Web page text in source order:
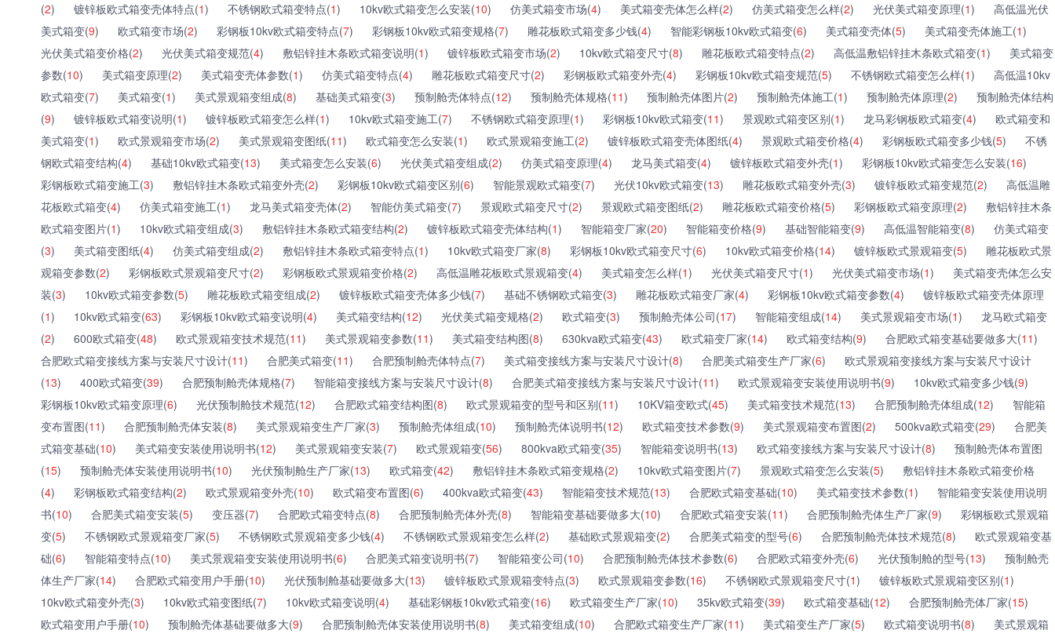
(2) 镀锌板欧式箱变壳体特点(1) 不锈钢欧式箱变特点(1) 10kv欧式箱变怎么安装(10) 仿美式箱变市场(4) 美式箱变壳体怎么样(2) 仿美式箱变怎么样(2) 光伏美式箱变原理(1)
高低温光伏
美式箱变(9) 欧式箱变市场(2) 彩钢板10kv欧式箱变特点(7) 彩钢板10kv欧式箱变规格(7) 雕花板欧式箱变多少钱(4) 智能彩钢板10kv欧式箱变(6) 美式箱变壳体(5) 美式箱变壳体施工(1)
光伏美式箱变价格(2) 光伏美式箱变规范(4) 敷铝锌挂木条欧式箱变说明(1) 镀锌板欧式箱变市场(2) 10kv欧式箱变尺寸(8) 雕花板欧式箱变特点(2) 高低温敷铝锌挂木条欧式箱变(1)
美式箱变
参数(10) 美式箱变原理(2) 美式箱变壳体参数(1) 仿美式箱变特点(4) 雕花板欧式箱变尺寸(2) 彩钢板欧式箱变外壳(4) 彩钢板10kv欧式箱变规范(5) 不锈钢欧式箱变怎么样(1)
高低温10kv
欧式箱变(7) 美式箱变(1) 美式景观箱变组成(8) 基础美式箱变(3) 预制舱壳体特点(12) 预制舱壳体规格(11) 预制舱壳体图片(2) 预制舱壳体施工(1) 预制舱壳体原理(2)
预制舱壳体结构
(9) 镀锌板欧式箱变说明(1) 镀锌板欧式箱变怎么样(1) 10kv欧式箱变施工(7) 不锈钢欧式箱变原理(1) 彩钢板10kv欧式箱变(11) 景观欧式箱变区别(1) 龙马彩钢板欧式箱变(4)
欧式箱变和
美式箱变(1) 欧式景观箱变市场(2) 美式景观箱变图纸(11) 欧式箱变怎么安装(1) 欧式景观箱变施工(2) 镀锌板欧式箱变壳体图纸(4) 景观欧式箱变价格(4) 彩钢板欧式箱变多少钱(5)
不锈
钢欧式箱变结构(4) 基础10kv欧式箱变(13) 美式箱变怎么安装(6) 光伏美式箱变组成(2) 仿美式箱变原理(4) 龙马美式箱变(4) 镀锌板欧式箱变外壳(1) 彩钢板10kv欧式箱变怎么安装(16)
彩钢板欧式箱变施工(3) 敷铝锌挂木条欧式箱变外壳(2) 彩钢板10kv欧式箱变区别(6) 智能景观欧式箱变(7) 光伏10kv欧式箱变(13) 雕花板欧式箱变外壳(3) 镀锌板欧式箱变规范(2)
高低温雕
花板欧式箱变(4) 仿美式箱变施工(1) 龙马美式箱变壳体(2) 智能仿美式箱变(7) 景观欧式箱变尺寸(2) 景观欧式箱变图纸(2) 雕花板欧式箱变价格(5) 彩钢板欧式箱变原理(2)
敷铝锌挂木条
欧式箱变图片(1) 10kv欧式箱变组成(3) 敷铝锌挂木条欧式箱变结构(2) 镀锌板欧式箱变壳体结构(1) 智能箱变厂家(20) 智能箱变价格(9) 基础智能箱变(9) 高低温智能箱变(8)
仿美式箱变
(3) 美式箱变图纸(4) 仿美式箱变组成(2) 敷铝锌挂木条欧式箱变特点(1) 10kv欧式箱变厂家(8) 彩钢板10kv欧式箱变尺寸(6) 10kv欧式箱变价格(14) 镀锌板欧式景观箱变(5)
雕花板欧式景
观箱变参数(2) 彩钢板欧式景观箱变尺寸(2) 彩钢板欧式景观箱变价格(2) 高低温雕花板欧式景观箱变(4) 美式箱变怎么样(1) 光伏美式箱变尺寸(1) 光伏美式箱变市场(1)
美式箱变壳体怎么安
装(3) 10kv欧式箱变参数(5) 雕花板欧式箱变组成(2) 镀锌板欧式箱变壳体多少钱(7) 基础不锈钢欧式箱变(3) 雕花板欧式箱变厂家(4) 彩钢板10kv欧式箱变参数(4)
镀锌板欧式箱变壳体原理
(1) 10kv欧式箱变(63) 彩钢板10kv欧式箱变说明(4) 美式箱变结构(12) 光伏美式箱变规格(2) 欧式箱变(3) 预制舱壳体公司(17) 智能箱变组成(14) 美式景观箱变市场(1)
龙马欧式箱变
(2) 600欧式箱变(48) 欧式景观箱变技术规范(11) 美式景观箱变参数(11) 美式箱变结构图(8) 630kva欧式箱变(43) 欧式箱变厂家(14) 欧式箱变结构(9) 合肥欧式箱变基础要做多大(11)
合肥欧式箱变接线方案与安装尺寸设计(11) 合肥美式箱变(11) 合肥预制舱壳体特点(7) 美式箱变接线方案与安装尺寸设计(8) 合肥美式箱变生产厂家(6)
欧式景观箱变接线方案与安装尺寸设计
(13) 400欧式箱变(39) 合肥预制舱壳体规格(7) 智能箱变接线方案与安装尺寸设计(8) 合肥美式箱变接线方案与安装尺寸设计(11) 欧式景观箱变安装使用说明书(9) 10kv欧式箱变多少钱(9)
彩钢板10kv欧式箱变原理(6) 光伏预制舱技术规范(12) 合肥欧式箱变结构图(8) 欧式景观箱变的型号和区别(11) 10KV箱变欧式(45) 美式箱变技术规范(13) 合肥预制舱壳体组成(12)
智能箱
变布置图(11) 合肥预制舱壳体安装(8) 美式景观箱变生产厂家(3) 预制舱壳体组成(10) 预制舱壳体说明书(12) 欧式箱变技术参数(9) 美式景观箱变布置图(2) 500kva欧式箱变(29)
合肥美
式箱变基础(10) 美式箱变安装使用说明书(12) 美式景观箱变安装(7) 欧式景观箱变(56) 800kva欧式箱变(35) 智能箱变说明书(13) 欧式箱变接线方案与安装尺寸设计(8)
预制舱壳体布置图
(15) 预制舱壳体安装使用说明书(10) 光伏预制舱生产厂家(13) 欧式箱变(42) 敷铝锌挂木条欧式箱变规格(2) 10kv欧式箱变图片(7) 景观欧式箱变怎么安装(5)
敷铝锌挂木条欧式箱变价格
(4) 彩钢板欧式箱变结构(2) 欧式景观箱变外壳(10) 欧式箱变布置图(6) 400kva欧式箱变(43) 智能箱变技术规范(13) 合肥欧式箱变基础(10) 美式箱变技术参数(1)
智能箱变安装使用说明
书(10) 合肥美式箱变安装(5) 变压器(7) 合肥欧式箱变特点(8) 合肥预制舱壳体外壳(8) 智能箱变基础要做多大(10) 合肥欧式箱变安装(11) 合肥预制舱壳体生产厂家(9)
彩钢板欧式景观箱
变(5) 不锈钢欧式景观箱变厂家(5) 不锈钢欧式景观箱变多少钱(4) 不锈钢欧式景观箱变怎么样(2) 基础欧式景观箱变(2) 合肥美式箱变的型号(6) 合肥预制舱壳体技术规范(8)
欧式景观箱变基
础(6) 智能箱变特点(10) 美式景观箱变安装使用说明书(6) 合肥美式箱变说明书(7) 智能箱变公司(10) 合肥预制舱壳体技术参数(6) 合肥欧式箱变外壳(6) 光伏预制舱的型号(13)
预制舱壳
体生产厂家(14) 合肥欧式箱变用户手册(10) 光伏预制舱基础要做多大(13) 镀锌板欧式景观箱变特点(3) 欧式景观箱变参数(16) 不锈钢欧式景观箱变尺寸(1) 镀锌板欧式景观箱变区别(1)
10kv欧式箱变外壳(3) 10kv欧式箱变图纸(7) 10kv欧式箱变说明(4) 基础彩钢板10kv欧式箱变(16) 欧式箱变生产厂家(10) 35kv欧式箱变(39) 欧式箱变基础(12) 合肥预制舱壳体厂家(15)
欧式箱变用户手册(10) 预制舱壳体基础要做多大(9) 合肥预制舱壳体安装使用说明书(8) 美式箱变组成(10) 合肥欧式箱变生产厂家(11) 美式箱变生产厂家(5) 欧式箱变说明书(8)
美式景观箱